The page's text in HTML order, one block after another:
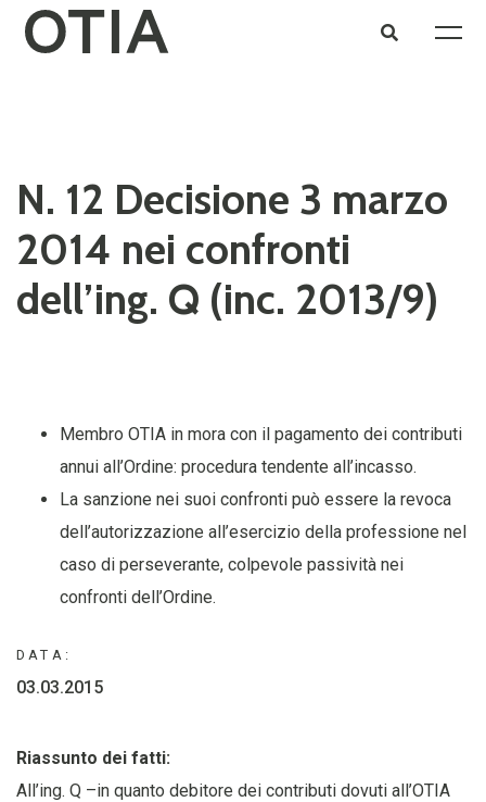
N. 12 Decisione 3 marzo
2014 nei confronti
dell’ing. Q (inc. 2013/9)
Membro OTIA in mora con il pagamento dei contributi
annui all’Ordine: procedura tendente all’incasso.
La sanzione nei suoi confronti può essere la revoca
dell’autorizzazione all’esercizio della professione nel
caso di perseverante, colpevole passività nei
confronti dell’Ordine.
DATA:
03.03.2015
Riassunto dei fatti:
All’ing. Q –in quanto debitore dei contributi dovuti all’OTIA